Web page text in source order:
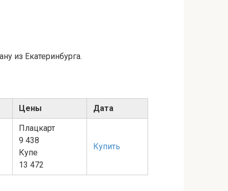
из Екатеринбурга.
Цены Дата
Плацкарт
9 438
Купе
13 472
Купить